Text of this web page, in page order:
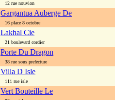
12 rue nouvion
Gargantua Auberge De
16 place 8 octobre
Lakhal Cie
21 boulevard cordier
Porte Du Dragon
38 rue sous prefecture
Villa D Isle
111 rue isle
Vert Bouteille Le